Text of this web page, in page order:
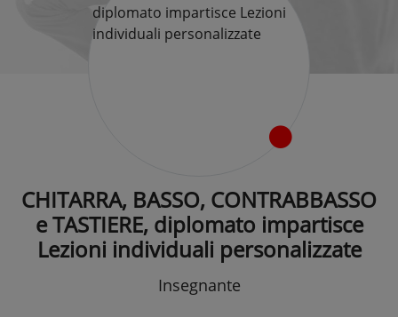
CHITARRA, BASSO, CONTRABBASSO
e TASTIERE, diplomato impartisce
Lezioni individuali personalizzate
Insegnante